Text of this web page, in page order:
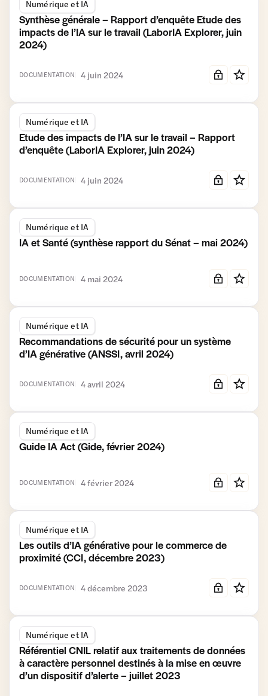
Numérique et IA
Synthèse générale – Rapport d’enquête Etude des
impacts de l’IA sur le travail (LaborIA Explorer, juin
2024)
DOCUMENTATION 4 juin 2024
Numérique et IA
Etude des impacts de l’IA sur le travail – Rapport
d’enquête (LaborIA Explorer, juin 2024)
DOCUMENTATION 4 juin 2024
Numérique et IA
IA et Santé (synthèse rapport du Sénat – mai 2024)
DOCUMENTATION 4 mai 2024
Numérique et IA
Recommandations de sécurité pour un système
d’IA générative (ANSSI, avril 2024)
DOCUMENTATION 4 avril 2024
Numérique et IA
Guide IA Act (Gide, février 2024)
DOCUMENTATION 4 février 2024
Numérique et IA
Les outils d’IA générative pour le commerce de
proximité (CCI, décembre 2023)
DOCUMENTATION 4 décembre 2023
Numérique et IA
Référentiel CNIL relatif aux traitements de données
à caractère personnel destinés à la mise en œuvre
d’un dispositif d’alerte – juillet 2023